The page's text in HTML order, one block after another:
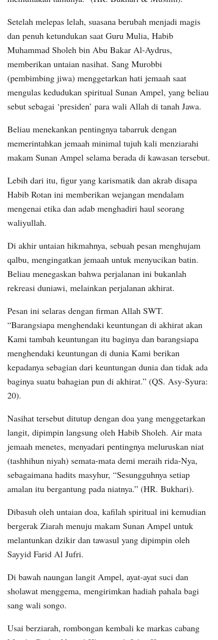
Setelah melepas lelah, suasana berubah menjadi magis
dan penuh ketundukan saat Guru Mulia, Habib
Muhammad Sholeh bin Abu Bakar Al-Aydrus,
memberikan untaian nasihat. Sang Murobbi
(pembimbing jiwa) menggetarkan hati jemaah saat
mengulas kedudukan spiritual Sunan Ampel, yang beliau
sebut sebagai ‘presiden’ para wali Allah di tanah Jawa.
Beliau menekankan pentingnya tabarruk dengan
memerintahkan jemaah minimal tujuh kali menziarahi
makam Sunan Ampel selama berada di kawasan tersebut.
Lebih dari itu, figur yang karismatik dan akrab disapa
Habib Rotan ini memberikan wejangan mendalam
mengenai etika dan adab menghadiri haul seorang
waliyullah.
Di akhir untaian hikmahnya, sebuah pesan menghujam
qalbu, mengingatkan jemaah untuk menyucikan batin.
Beliau menegaskan bahwa perjalanan ini bukanlah
rekreasi duniawi, melainkan perjalanan akhirat.
Pesan ini selaras dengan firman Allah SWT.
“Barangsiapa menghendaki keuntungan di akhirat akan
Kami tambah keuntungan itu baginya dan barangsiapa
menghendaki keuntungan di dunia Kami berikan
kepadanya sebagian dari keuntungan dunia dan tidak ada
baginya suatu bahagian pun di akhirat.” (QS. Asy-Syura:
20).
Nasihat tersebut ditutup dengan doa yang menggetarkan
langit, dipimpin langsung oleh Habib Sholeh. Air mata
jemaah menetes, menyadari pentingnya meluruskan niat
(tashhihun niyah) semata-mata demi meraih rida-Nya,
sebagaimana hadits masyhur, “Sesungguhnya setiap
amalan itu bergantung pada niatnya.” (HR. Bukhari).
Dibasuh oleh untaian doa, kafilah spiritual ini kemudian
bergerak Ziarah menuju makam Sunan Ampel untuk
melantunkan dzikir dan tawasul yang dipimpin oleh
Sayyid Farid Al Jufri.
Di bawah naungan langit Ampel, ayat-ayat suci dan
sholawat menggema, mengirimkan hadiah pahala bagi
sang wali songo.
Usai berziarah, rombongan kembali ke markas cabang